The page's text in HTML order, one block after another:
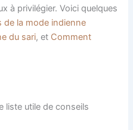
à privilégier. Voici quelques
de la mode indienne
du sari, et Comment
liste utile de conseils